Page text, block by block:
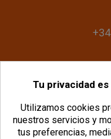
Tu privacidad
Utilizamos cookies
nuestros servicios y
tus preferencias,